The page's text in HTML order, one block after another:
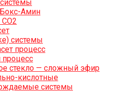
Амин
СО2
системы
процесс
стекло — сложный эфир
кислотные
системы